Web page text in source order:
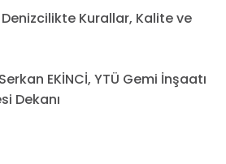
Denizcilikte Kurallar, Kalite ve
EKİNCİ, YTÜ Gemi İnşaatı
Dekanı